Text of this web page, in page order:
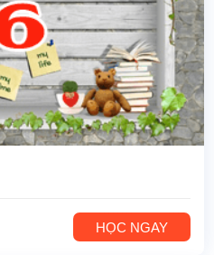
HỌC NGAY